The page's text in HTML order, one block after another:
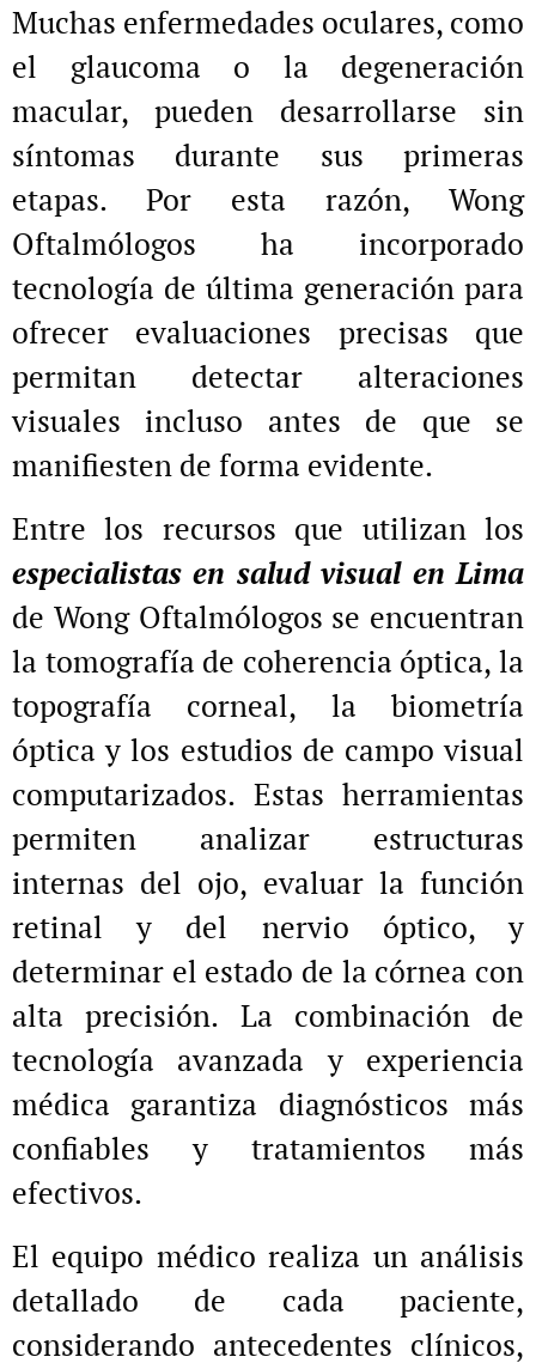
Muchas enfermedades oculares, como
el glaucoma o la degeneración
macular, pueden desarrollarse sin
síntomas durante sus primeras
etapas. Por esta razón, Wong
Oftalmólogos ha incorporado
tecnología de última generación para
ofrecer evaluaciones precisas que
permitan detectar alteraciones
visuales incluso antes de que se
manifiesten de forma evidente.
Entre los recursos que utilizan los
especialistas en salud visual en Lima
de Wong Oftalmólogos se encuentran
la tomografía de coherencia óptica, la
topografía corneal, la biometría
óptica y los estudios de campo visual
computarizados. Estas herramientas
permiten analizar estructuras
internas del ojo, evaluar la función
retinal y del nervio óptico, y
determinar el estado de la córnea con
alta precisión. La combinación de
tecnología avanzada y experiencia
médica garantiza diagnósticos más
confiables y tratamientos más
efectivos.
El equipo médico realiza un análisis
detallado de cada paciente,
considerando antecedentes clínicos,